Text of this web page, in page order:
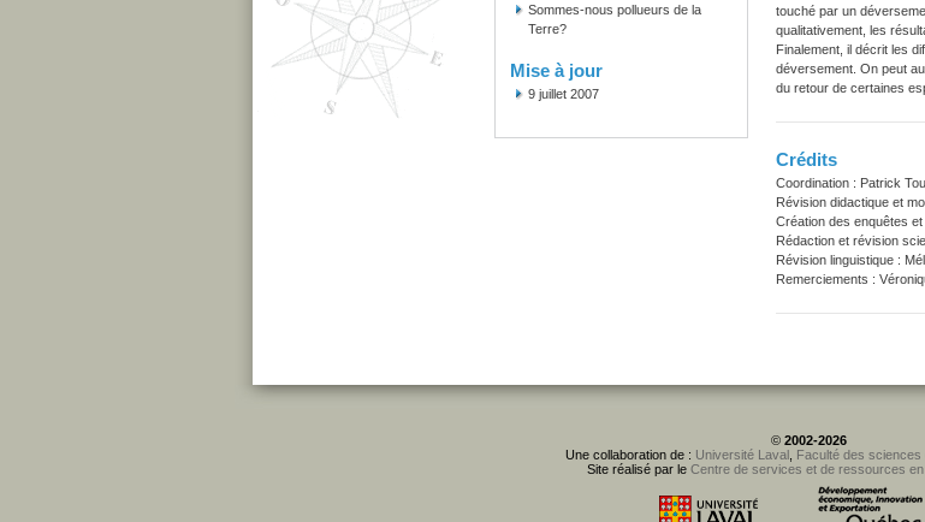
Sommes-nous pollueurs de la
Terre?
Mise à jour
9 juillet 2007
touché par un
qualitativement, les
Finalement, il décrit les
déversement. On peut
du retour de certaines
Crédits
Coordination : Patrick
Révision didactique et
Création des enquêtes
Rédaction et révision
Révision linguistique :
Remerciements :
© 2002-2026
Une collaboration de : Université Laval, Faculté des sciences
Site réalisé par le Centre de services et de ressources